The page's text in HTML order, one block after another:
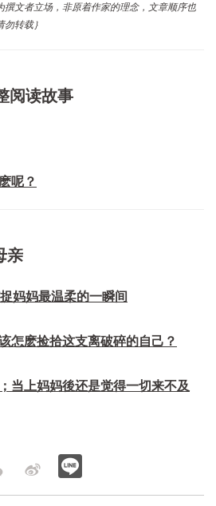
撰文者立场，非原着作家的理念，文章顺序也
转载｝
阅读故事
呢？
亲
妈妈最温柔的一瞬间
怎麽捡拾这支离破碎的自己？
当上妈妈後还是觉得一切来不及